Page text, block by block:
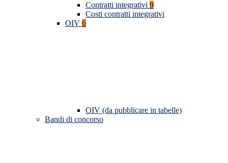
Contratti integrativi 9
Costi contratti integrativi
OIV 6
OIV (da pubblicare in tabelle)
Bandi di concorso